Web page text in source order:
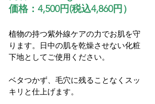
価格：4,500円(税込4,860円）
植物の持つ紫外線ケアの力でお肌を守
ります。日中の肌を乾燥させない化粧
下地としてご使用ください。
ベタつかず、毛穴に残ることなくスッ
キリと仕上げます。